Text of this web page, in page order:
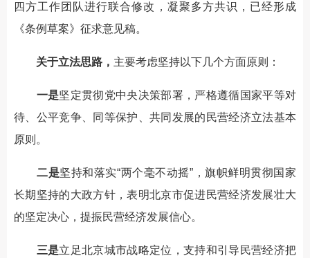
四方工作团队进行联合修改，凝聚多方共识，已经形成
《条例草案》征求意见稿。
关于立法思路， 主要考虑坚持以下几个方面原则：
一是坚定贯彻党中央决策部署，严格遵循国家平等对
待、公平竞争、同等保护、共同发展的民营经济立法基本
原则。
二是坚持和落实“两个毫不动摇”，旗帜鲜明贯彻国家
长期坚持的大政方针，表明北京市促进民营经济发展壮大
的坚定决心，提振民营经济发展信心。
三是立足北京城市战略定位，支持和引导民营经济把